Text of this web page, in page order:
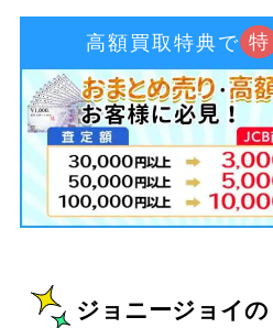
高額買取特典で 特
ジョニージョイの